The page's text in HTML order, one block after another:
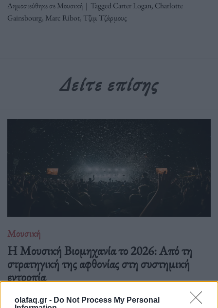
olafaq.gr - Do Not Process My Personal
Δημοσιεύθηκε σεΜουσική | TaggedCarter Logan, Charlotte
Gainsbourg, Marc Ribot, Τζιμ Τζάρμους
Δείτε επίσης
Μουσική
Η Μουσική Βιομηχανία το 2026: Από τη
στρατηγική της αφθονίας στη συστημική
εντροπία
26.05.26